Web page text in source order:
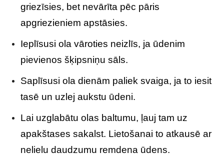
griezīsies, bet nevārīta pēc pāris
apgriezieniem apstāsies.
Ieplīsusi ola vāroties neizlīs, ja ūdenim
pievienos šķipsniņu sāls.
Saplīsusi ola dienām paliek svaiga, ja to iesit
tasē un uzlej aukstu ūdeni.
Lai uzglabātu olas baltumu, ļauj tam uz
apakštases sakalst. Lietošanai to atkausē ar
nelielu daudzumu remdena ūdens.